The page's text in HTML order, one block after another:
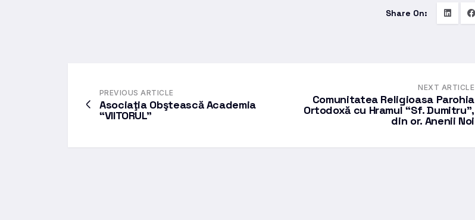
Share On:
PREVIOUS ARTICLE
Asociaţia Obştească Academia
“VIITORUL”
NEXT ARTICLE
Comunitatea Religioasa Parohia
Ortodoxă cu Hramul “Sf. Dumitru”,
din or. Anenii Noi